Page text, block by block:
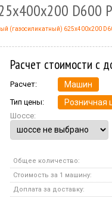
D600
(газосиликатный) 625x400x200
Расчет стоимости с
Расчет: Машин
Тип цены: Розничная
Шоссе:
Общее количество:
Стоимость за 1 машину:
Доплата за доставку: